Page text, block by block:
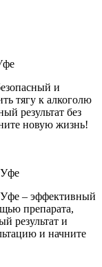
и
тягу к алкоголю
результат без
новую жизнь!
Уфе
Уфе – эффективный
препарата,
результат и
и начните